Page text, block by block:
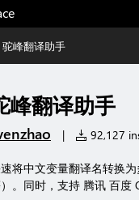
驼峰翻译助手
峰翻译助手
| 92,127
将中文变量翻译名转换为
。同时，支持 腾讯 百度